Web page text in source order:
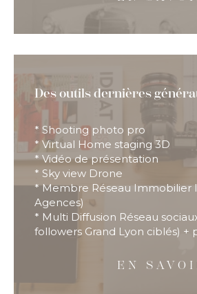
Des outils dernières
* Shooting photo pro
* Virtual Home staging 3D
* Vidéo de présentation
* Sky view Drone
* Membre Réseau Immobilier
Agences)
* Multi Diffusion Réseau
followers Grand Lyon ciblés) +
EN